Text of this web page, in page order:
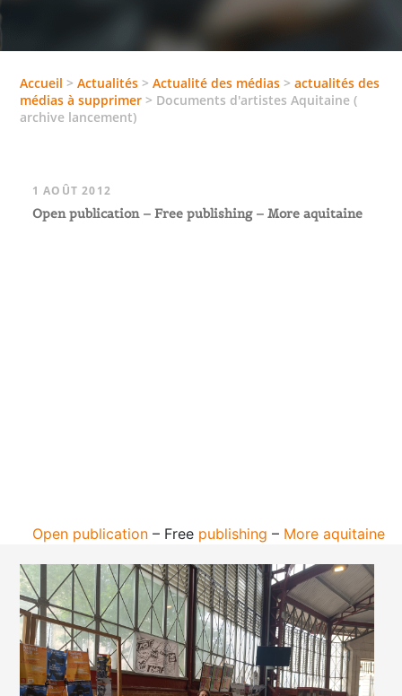
Accueil >Actualités >Actualité des médias >actualités des
médias à supprimer > Documents d'artistes Aquitaine (
archive lancement)
1 AOÛT 2012
Open publication – Free publishing – More aquitaine
Open publication– Free publishing – More aquitaine